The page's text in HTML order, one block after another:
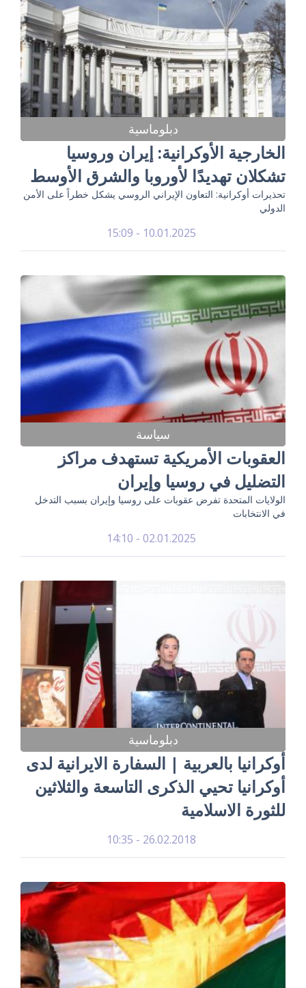
دبلوماسية
الخارجية الأوكرانية: إيران وروسيا
تشكلان تهديدًا لأوروبا والشرق الأوسط
تحذيرات أوكرانية: التعاون الإيراني الروسي يشكل خطراً على الأمن
الدولي
10.01.2025 - 15:09
سياسة
العقوبات الأمريكية تستهدف مراكز
التضليل في روسيا وإيران
الولايات المتحدة تفرض عقوبات على روسيا وإيران بسبب التدخل
في الانتخابات
02.01.2025 - 14:10
دبلوماسية
أوكرانيا بالعربية | السفارة الايرانية لدى
أوكرانيا تحيي الذكرى التاسعة والثلاثين
للثورة الاسلامية
26.02.2018 - 10:35